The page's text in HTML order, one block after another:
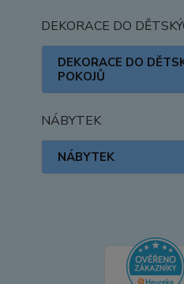
DEKORACE DO
DEKORACE DO
POKOJŮ
NÁBYTEK
NÁBYTEK